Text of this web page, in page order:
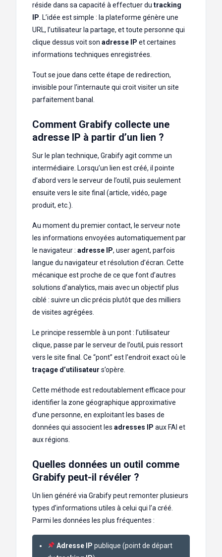
réside dans sa capacité à effectuer du tracking
IP . L’idée est simple : la plateforme génère une
URL, l’utilisateur la partage, et toute personne qui
clique dessus voit son adresse IP et certaines
informations techniques enregistrées.
Tout se joue dans cette étape de redirection,
invisible pour l’internaute qui croit visiter un site
parfaitement banal.
Comment Grabify collecte une
adresse IP à partir d’un lien ?
Sur le plan technique, Grabify agit comme un
intermédiaire. Lorsqu’un lien est créé, il pointe
d’abord vers le serveur de l’outil, puis seulement
ensuite vers le site final (article, vidéo, page
produit, etc.).
Au moment du premier contact, le serveur note
les informations envoyées automatiquement par
le navigateur : adresse IP, user agent, parfois
langue du navigateur et résolution d’écran. Cette
mécanique est proche de ce que font d’autres
solutions d’analytics, mais avec un objectif plus
ciblé : suivre un clic précis plutôt que des milliers
de visites agrégées.
Le principe ressemble à un pont : l’utilisateur
clique, passe par le serveur de l’outil, puis ressort
vers le site final. Ce “pont” est l’endroit exact où le
traçage d’utilisateur s’opère.
Cette méthode est redoutablement efficace pour
identifier la zone géographique approximative
d’une personne, en exploitant les bases de
données qui associent les adresses IP aux FAI et
aux régions.
Quelles données un outil comme
Grabify peut-il révéler ?
Un lien généré via Grabify peut remonter plusieurs
types d’informations utiles à celui qui l’a créé.
Parmi les données les plus fréquentes :
Adresse IP publique (point de départ